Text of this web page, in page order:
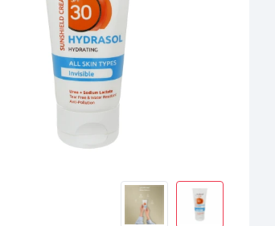
سایر تصاویر محصول - تصاویر بندانگشتی